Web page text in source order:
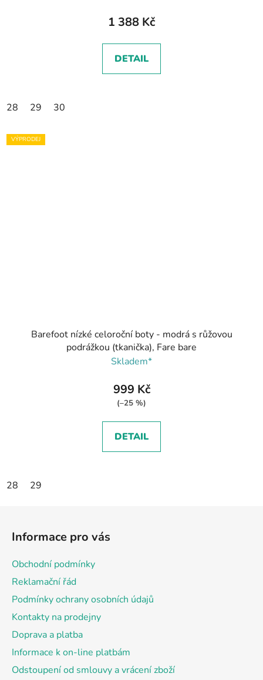
1 388 Kč
DETAIL
28 29 30
VÝPRODEJ
Barefoot nízké celoroční boty - modrá s růžovou
podrážkou (tkanička), Fare bare
Skladem*
999 Kč
(–25 %)
DETAIL
28 29
Informace pro vás
Obchodní podmínky
Reklamační řád
Podmínky ochrany osobních údajů
Kontakty na prodejny
Doprava a platba
Informace k on-line platbám
Odstoupení od smlouvy a vrácení zboží